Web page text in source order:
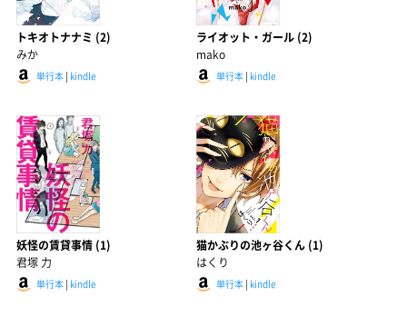
トキオトナナミ (2)
みか
単行本 | kindle
ライオット・ガール (2)
mako
単行本| kindle
妖怪の賃貸事情 (1)
君塚 力
単行本 | kindle
猫かぶりの池ヶ谷くん (1)
はくり
単行本| kindle